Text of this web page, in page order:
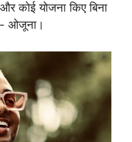
कोई योजना किए बिना
ओजूना।